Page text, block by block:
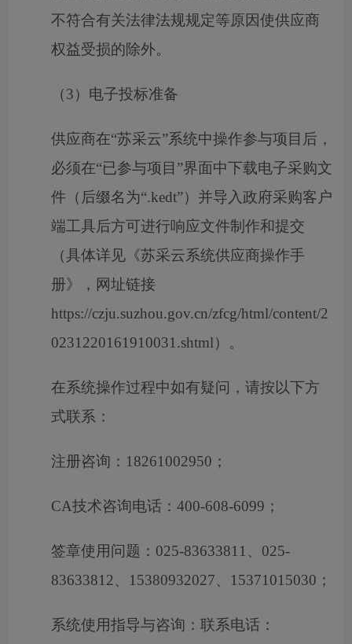
不符合有关法律法规规定等原因使供应商
权益受损的除外。
（3）电子投标准备
供应商在“苏采云”系统中操作参与项目后，
必须在“已参与项目”界面中下载电子采购文
件（后缀名为“.kedt”）并导入政府采购客户
端工具后方可进行响应文件制作和提交
（具体详见《苏采云系统供应商操作手
册》，网址链接
https://czju.suzhou.gov.cn/zfcg/html/content/2
0231220161910031.shtml）。
在系统操作过程中如有疑问，请按以下方
式联系：
注册咨询： 18261002950 ；
CA技术咨询电话： 400-608-6099 ；
签章使用问题： 025-83633811 、 025-
83633812、 15380932027、 15371015030 ；
系统使用指导与咨询：联系电话：